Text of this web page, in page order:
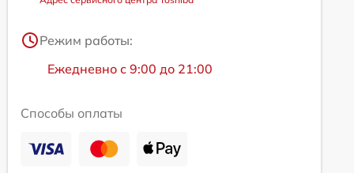
Режим работы:
Ежедневно с 9:00 до 21:00
Способы оплаты